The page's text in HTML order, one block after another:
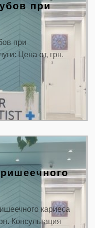
при
при
Цена от, грн.
кариеса
Консультация